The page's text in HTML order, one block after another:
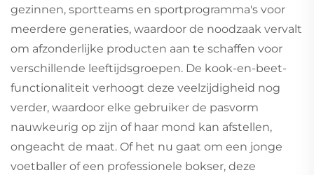
gezinnen, sportteams en sportprogramma's voor
meerdere generaties, waardoor de noodzaak vervalt
om afzonderlijke producten aan te schaffen voor
verschillende leeftijdsgroepen. De kook-en-beet-
functionaliteit verhoogt deze veelzijdigheid nog
verder, waardoor elke gebruiker de pasvorm
nauwkeurig op zijn of haar mond kan afstellen,
ongeacht de maat. Of het nu gaat om een jonge
voetballer of een professionele bokser, deze